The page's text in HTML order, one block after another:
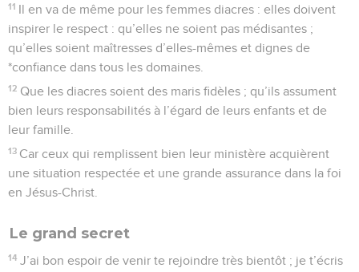
11 Il en va de même pour les femmes diacres : elles doivent
inspirer le respect : qu’elles ne soient pas médisantes ;
qu’elles soient maîtresses d’elles-mêmes et dignes de
*confiance dans tous les domaines.
12 Que les diacres soient des maris fidèles ; qu’ils assument
bien leurs responsabilités à l’égard de leurs enfants et de
leur famille.
13 Car ceux qui remplissent bien leur ministère acquièrent
une situation respectée et une grande assurance dans la foi
en Jésus-Christ.
Le grand secret
14 J’ai bon espoir de venir te rejoindre très bientôt ; je t’écris